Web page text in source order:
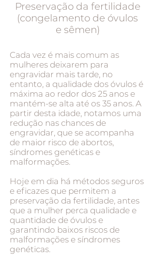
Preservação da fertilidade
(congelamento de óvulos
e sêmen)
Cada vez é mais comum as
mulheres deixarem para
engravidar mais tarde, no
entanto, a qualidade dos óvulos é
máxima ao redor dos 25 anos e
mantém-se alta até os 35 anos. A
partir desta idade, notamos uma
redução nas chances de
engravidar, que se acompanha
de maior risco de abortos,
síndromes genéticas e
malformações.
Hoje em dia há métodos seguros
e eficazes que permitem a
preservação da fertilidade, antes
que a mulher perca qualidade e
quantidade de óvulos e
garantindo baixos riscos de
malformações e síndromes
genéticas.